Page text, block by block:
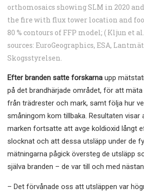
orthomosaics showing SLM in 2020
the fire with flux tower location and
80 % contours of FFP model; ( Kljun et
sources: EuroGeographics, ESA,
Skogsstyrelsen.
Efter branden satte forskarna upp
på det brandhärjade området, för att
från trädrester och mark, samt följa hur
småningom kom tillbaka. Resultaten visar
marken fortsatte att avge koldioxid långt
slocknat och att dessa utsläpp under de
mätningarna pågick översteg de utsläpp
själva branden – de var till och med
– Det förvånade oss att utsläppen var